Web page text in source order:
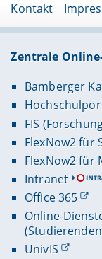
Kontakt
Zentrale
Bamberger
FIS
FlexNow2 für
FlexNow2 für
Intranet
Office 365
Online-
UnivIS